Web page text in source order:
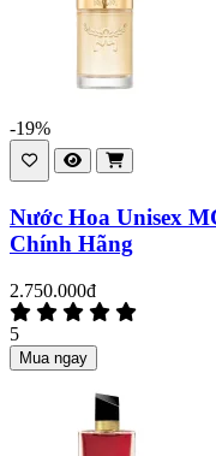
-19%
Nước Hoa Unisex
Chính Hãng
2.750.000đ
5
Mua ngay